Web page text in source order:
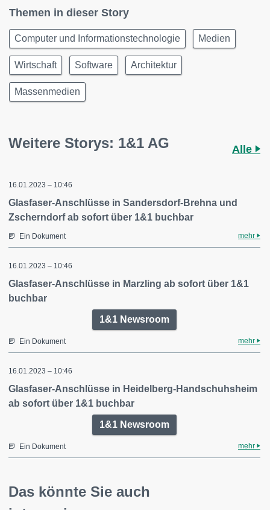
Themen in dieser Story
Computer und Informationstechnologie Medien
Wirtschaft Software Architektur
Massenmedien
Weitere Storys: 1&1 AG Alle
16.01.2023 – 10:46
Glasfaser-Anschlüsse in Sandersdorf-Brehna und
Zscherndorf ab sofort über 1&1 buchbar
Ein Dokument mehr
16.01.2023 – 10:46
Glasfaser-Anschlüsse in Marzling ab sofort über 1&1
buchbar
1&1 Newsroom
Ein Dokument mehr
16.01.2023 – 10:46
Glasfaser-Anschlüsse in Heidelberg-Handschuhsheim
ab sofort über 1&1 buchbar
1&1 Newsroom
Ein Dokument mehr
Das könnte Sie auch